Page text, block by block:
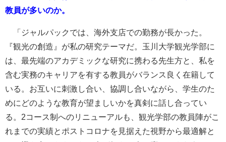
教員が多いのか。
「ジャルパックでは、海外支店での勤務が長かった。
『観光の創造』が私の研究テーマだ。玉川大学観光学部に
は、最先端のアカデミックな研究に携わる先生方と、私を
含む実務のキャリアを有する教員がバランス良く在籍して
いる。お互いに刺激し合い、協調し合いながら、学生のた
めにどのような教育が望ましいかを真剣に話し合ってい
る。2コース制へのリニューアルも、観光学部の教員陣がこ
れまでの実績とポストコロナを見据えた視野から最適解と